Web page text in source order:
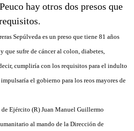
hay otros dos presos que
Sepúlveda es un preso que tiene 81 años
que sufre de cáncer al colon, diabetes,
cumpliría con los requisitos para el indulto
el gobierno para los reos mayores de
Ejército (R) Juan Manuel Guillermo
al mando de la Dirección de